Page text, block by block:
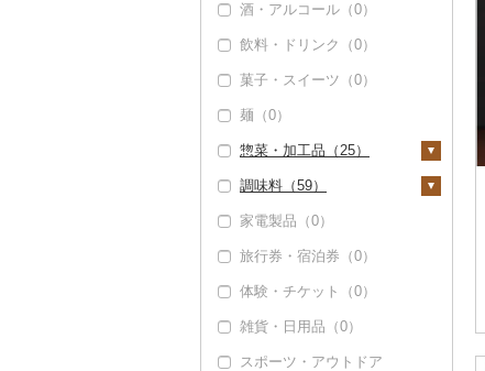
卵（0）
チーズ（4）
ヨーグルト（0）
牛乳（0）
バター（0）
その他乳製品（0）
酒・アルコール（0）
飲料・ドリンク（0）
菓子・スイーツ（0）
麺（0）
惣菜・加工品（25）
惣菜（0）
カレー・シチュー
調味料（59）
砂糖（0）
塩（0）
醤油（0）
味噌（0）
酢（0）
家電製品（0）
旅行券・宿泊券（0）
体験・チケット（0）
雑貨・日用品（0）
スポーツ・アウトドア